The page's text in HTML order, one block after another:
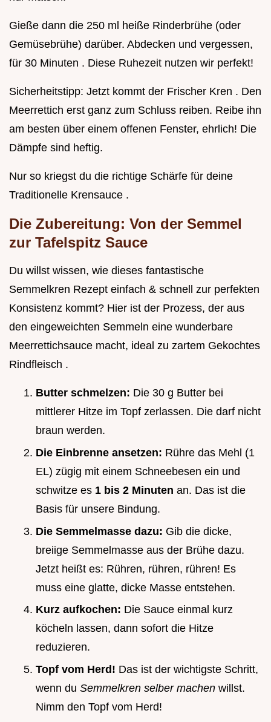
Gieße dann die 250 ml heiße Rinderbrühe (oder
Gemüsebrühe) darüber. Abdecken und vergessen,
für 30 Minuten . Diese Ruhezeit nutzen wir perfekt!
Sicherheitstipp: Jetzt kommt der Frischer Kren . Den
Meerrettich erst ganz zum Schluss reiben. Reibe ihn
am besten über einem offenen Fenster, ehrlich! Die
Dämpfe sind heftig.
Nur so kriegst du die richtige Schärfe für deine
Traditionelle Krensauce .
Die Zubereitung: Von der Semmel
zur Tafelspitz Sauce
Du willst wissen, wie dieses fantastische
Semmelkren Rezept einfach & schnell zur perfekten
Konsistenz kommt? Hier ist der Prozess, der aus
den eingeweichten Semmeln eine wunderbare
Meerrettichsauce macht, ideal zu zartem Gekochtes
Rindfleisch .
Butter schmelzen: Die 30 g Butter bei
mittlerer Hitze im Topf zerlassen. Die darf nicht
braun werden.
Die Einbrenne ansetzen: Rühre das Mehl (1
EL) zügig mit einem Schneebesen ein und
schwitze es 1 bis 2 Minuten an. Das ist die
Basis für unsere Bindung.
Die Semmelmasse dazu: Gib die dicke,
breiige Semmelmasse aus der Brühe dazu.
Jetzt heißt es: Rühren, rühren, rühren! Es
muss eine glatte, dicke Masse entstehen.
Kurz aufkochen: Die Sauce einmal kurz
köcheln lassen, dann sofort die Hitze
reduzieren.
Topf vom Herd! Das ist der wichtigste Schritt,
wenn du Semmelkren selber machen willst.
Nimm den Topf vom Herd!